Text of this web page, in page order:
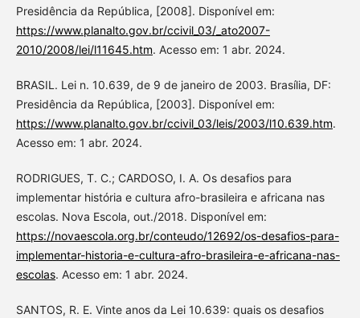
Presidência da República, [2008]. Disponível em:
https://www.planalto.gov.br/ccivil_03/_ato2007-
2010/2008/lei/l11645.htm. Acesso em: 1 abr. 2024.
BRASIL. Lei n. 10.639, de 9 de janeiro de 2003. Brasília, DF:
Presidência da República, [2003]. Disponível em:
https://www.planalto.gov.br/ccivil_03/leis/2003/l10.639.htm.
Acesso em: 1 abr. 2024.
RODRIGUES, T. C.; CARDOSO, I. A. Os desafios para
implementar história e cultura afro-brasileira e africana nas
escolas. Nova Escola, out./2018. Disponível em:
https://novaescola.org.br/conteudo/12692/os-desafios-para-
implementar-historia-e-cultura-afro-brasileira-e-africana-nas-
escolas. Acesso em: 1 abr. 2024.
SANTOS, R. E. Vinte anos da Lei 10.639: quais os desafios